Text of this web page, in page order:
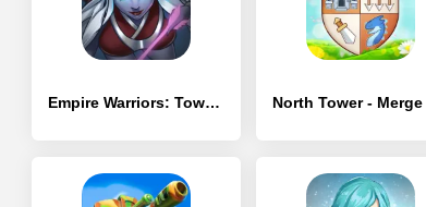
Empire Warriors: Tower Defense